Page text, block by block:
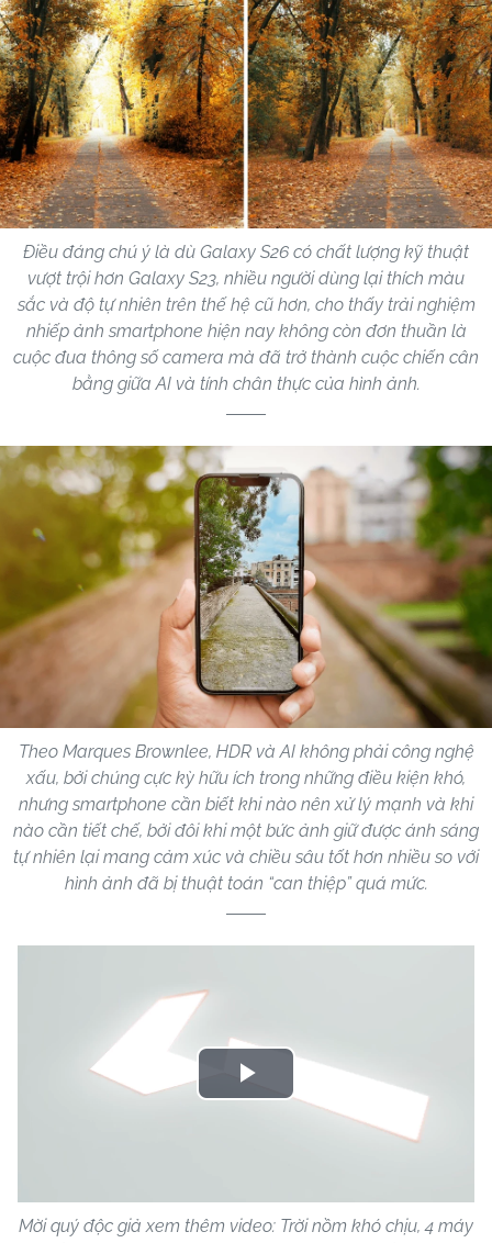
Điều đáng chú ý là dù Galaxy S26 có chất lượng kỹ thuật
vượt trội hơn Galaxy S23, nhiều người dùng lại thích màu
sắc và độ tự nhiên trên thế hệ cũ hơn, cho thấy trải nghiệm
nhiếp ảnh smartphone hiện nay không còn đơn thuần là
cuộc đua thông số camera mà đã trở thành cuộc chiến cân
bằng giữa AI và tính chân thực của hình ảnh.
Theo Marques Brownlee, HDR và AI không phải công nghệ
xấu, bởi chúng cực kỳ hữu ích trong những điều kiện khó,
nhưng smartphone cần biết khi nào nên xử lý mạnh và khi
nào cần tiết chế, bởi đôi khi một bức ảnh giữ được ánh sáng
tự nhiên lại mang cảm xúc và chiều sâu tốt hơn nhiều so với
hình ảnh đã bị thuật toán “can thiệp” quá mức.
Play
Mời quý độc giả xem thêm video: Trời nồm khó chịu, 4 máy